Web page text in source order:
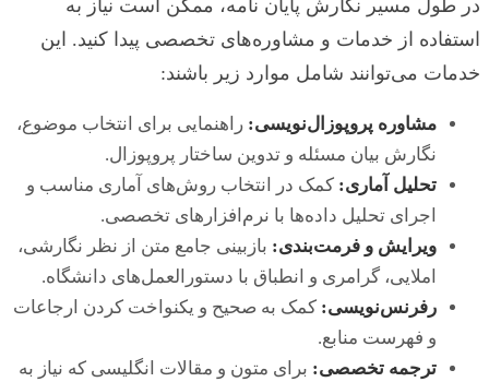
در طول مسیر نگارش پایان نامه، ممکن است نیاز به
استفاده از خدمات و مشاوره‌های تخصصی پیدا کنید. این
خدمات می‌توانند شامل موارد زیر باشند:
مشاوره پروپوزال‌نویسی: راهنمایی برای انتخاب موضوع،
نگارش بیان مسئله و تدوین ساختار پروپوزال.
تحلیل آماری: کمک در انتخاب روش‌های آماری مناسب و
اجرای تحلیل داده‌ها با نرم‌افزارهای تخصصی.
ویرایش و فرمت‌بندی: بازبینی جامع متن از نظر نگارشی،
املایی، گرامری و انطباق با دستورالعمل‌های دانشگاه.
رفرنس‌نویسی: کمک به صحیح و یکنواخت کردن ارجاعات
و فهرست منابع.
ترجمه تخصصی: برای متون و مقالات انگلیسی که نیاز به